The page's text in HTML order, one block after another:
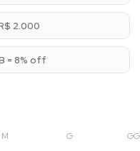
2.000
= 8% off
M G GG